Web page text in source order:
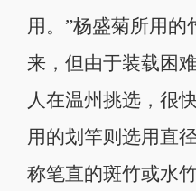
用。”杨盛菊所用的
来，但由于装载困
人在温州挑选，很
用的划竿则选用直
称笔直的斑竹或水